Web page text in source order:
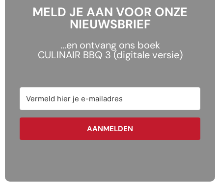
MELD JE AAN VOOR ONZE
NIEUWSBRIEF
...en ontvang ons boek
CULINAIR BBQ 3 (digitale versie)
AANMELDEN